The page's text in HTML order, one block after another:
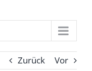
Zurück Vor